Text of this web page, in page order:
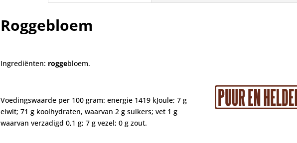
Roggebloem
Ingrediënten: roggebloem.
Voedingswaarde per 100 gram: energie 1419 kJoule; 7 g
eiwit; 71 g koolhydraten, waarvan 2 g suikers; vet 1 g
waarvan verzadigd 0,1 g; 7 g vezel; 0 g zout.